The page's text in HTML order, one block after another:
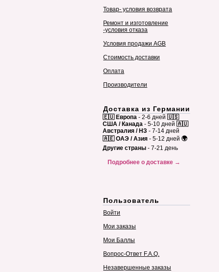
Товар- условия возврата
Ремонт и изготовление
-условия отказа
Условия продажи AGB
Стоимость доставки
Оплата
Производители
Доставка из Германии
🇪🇺 Европа - 2-6 дней 🇺🇸
США / Канада - 5-10 дней 🇦🇺
Австралия / НЗ - 7-14 дней
🇦🇪 ОАЭ / Азия - 5-12 дней 🌍
Другие страны - 7-21 день
Подробнее о доставке →
Пользователь
Войти
Мои заказы
Мои Баллы
Вопрос-Ответ F.A.Q.
Незавершенные заказы